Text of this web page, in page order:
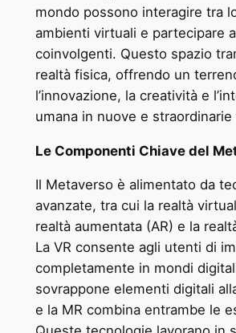
mondo possono interagire tra
ambienti virtuali e partecipare
coinvolgenti. Questo spazio
realtà fisica, offrendo un
l’innovazione, la creatività e
umana in nuove e
Le Componenti Chiave del
Il Metaverso è alimentato da
avanzate, tra cui la realtà
realtà aumentata (AR) e la
La VR consente agli utenti di
completamente in mondi
sovrappone elementi digitali
e la MR combina entrambe le